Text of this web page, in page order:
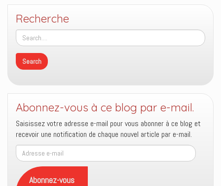
Recherche
Abonnez-vous à ce blog par e-mail.
Saisissez votre adresse e-mail pour vous abonner à ce blog et
recevoir une notification de chaque nouvel article par e-mail.
Adresse
e-
mail
Abonnez-vous